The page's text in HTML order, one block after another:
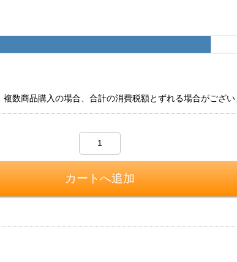
数商品購入の場合、合計の消費税額とずれる場合がござ